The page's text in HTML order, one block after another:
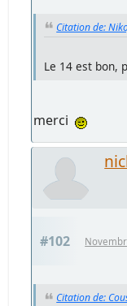
Citation de:
Le 14 est bon,
merci
#102
Citation de: